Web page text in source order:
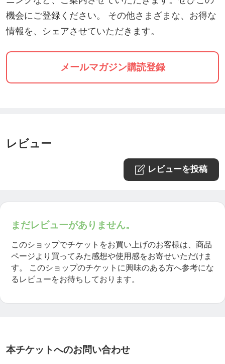
夏だけのスポットの取り付け工事で、家計の手助け
をすることも可能ですし、本業として、ルームエア
置、メンテナンスなど技術を習得すれば、１年を通
して仕事を創り出すことは可能です。
「売り上げを創り出す」のは、あなた次第ですが、
・ルームエアコン設置 基礎編
・見積作成講習
・ガス回収実技講習
・ガス溶接器にてロウ付け実技講習
また、修了後業務提携にて、仕事の紹介可能で
機会にご登録ください。 その他さまざまな、お得な
情報を、シェアさせていただきます。
メールマガジン購読登録
レビュー
レビューを投稿
まだレビューがありません。
このショップでチケットをお買い上げのお客様は、商品
ページより買ってみた感想や使用感をお寄せいただけま
す。
このショップのチケットに興味のある方へ参考にな
るレビューをお待ちしております。
本チケットへのお問い合わせ